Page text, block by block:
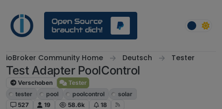
ioBroker Community Home Deutsch Tester
Test Adapter PoolControl
Verschoben
Tester
tester
pool poolcontrol
solar
527
19 58.6k 18